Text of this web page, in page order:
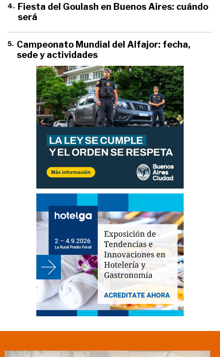
4. Fiesta del Goulash en Buenos Aires: cuándo
será
5. Campeonato Mundial del Alfajor: fecha,
sede y actividades